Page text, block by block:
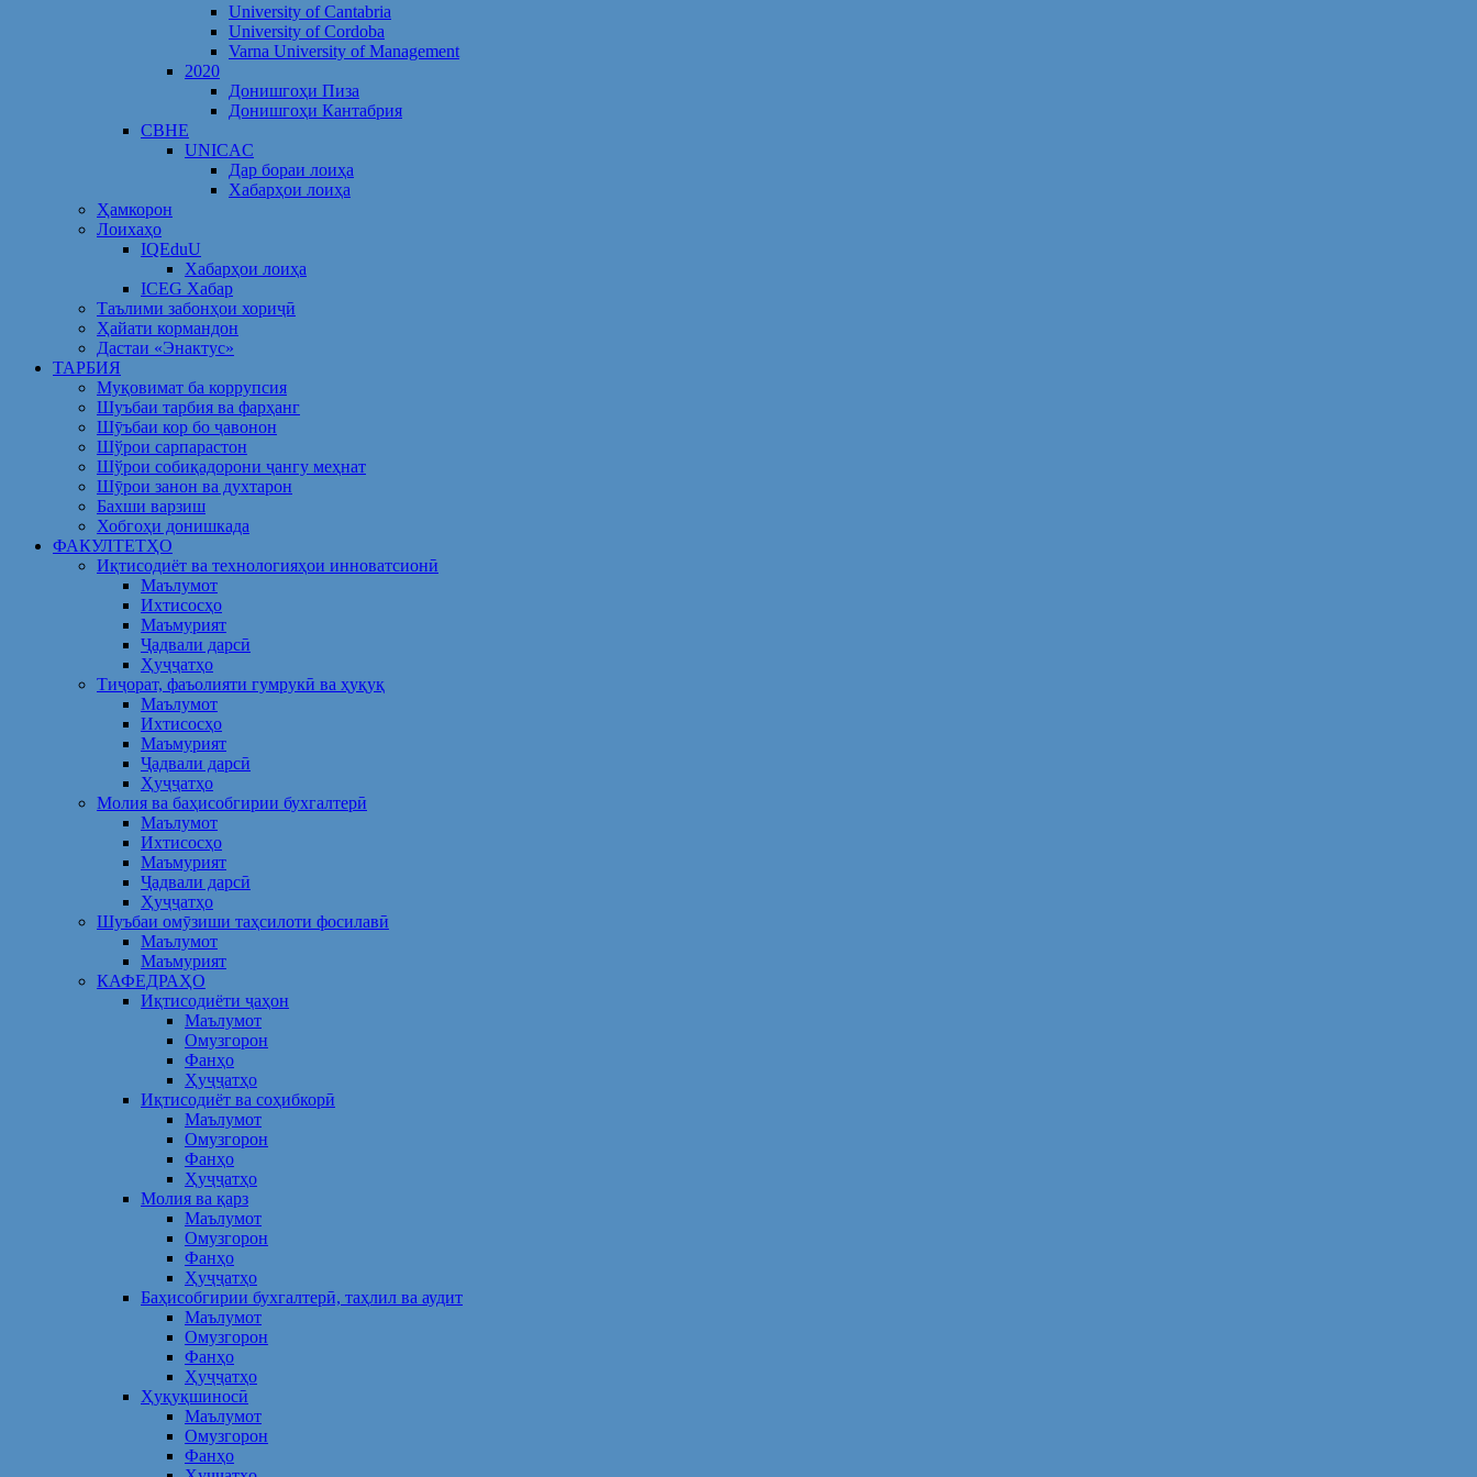
University of Cantabria
University of Cordoba
Varna University of Management
2020
Донишгоҳи Пиза
Донишгоҳи Кантабрия
CBHE
UNICAC
Дар бораи лоиҳа
Хабарҳои лоиҳа
Ҳамкорон
Лоихаҳо
IQEduU
Хабарҳои лоиҳа
ICEG Хабар
Таълими забонҳои хориҷӣ
Ҳайати кормандон
Дастаи «Энактус»
ТАРБИЯ
Муқовимат ба коррупсия
Шуъбаи тарбия ва фарҳанг
Шӯъбаи кор бо ҷавонон
Шўрои сарпарастон
Шўрои собиқадорони ҷангу меҳнат
Шӯрои занон ва духтарон
Бахши варзиш
Хобгоҳи донишкада
ФАКУЛТЕТҲО
Иқтисодиёт ва технологияҳои инноватсионӣ
Маълумот
Ихтисосҳо
Маъмурият
Ҷадвали дарсӣ
Ҳуҷҷатҳо
Тиҷорат, фаъолияти гумрукӣ ва ҳуқуқ
Маълумот
Ихтисосҳо
Маъмурият
Ҷадвали дарсӣ
Ҳуҷҷатҳо
Молия ва баҳисобгирии бухгалтерӣ
Маълумот
Ихтисосҳо
Маъмурият
Ҷадвали дарсӣ
Ҳуҷҷатҳо
Шуъбаи омӯзиши таҳсилоти фосилавӣ
Маълумот
Маъмурият
КАФЕДРАҲО
Иқтисодиёти ҷаҳон
Маълумот
Омузгорон
Фанҳо
Ҳуҷҷатҳо
Иқтисодиёт ва соҳибкорӣ
Маълумот
Омузгорон
Фанҳо
Ҳуҷҷатҳо
Молия ва қарз
Маълумот
Омузгорон
Фанҳо
Ҳуҷҷатҳо
Баҳисобгирии бухгалтерӣ, таҳлил ва аудит
Маълумот
Омузгорон
Фанҳо
Ҳуҷҷатҳо
Ҳуқуқшиносӣ
Маълумот
Омузгорон
Фанҳо